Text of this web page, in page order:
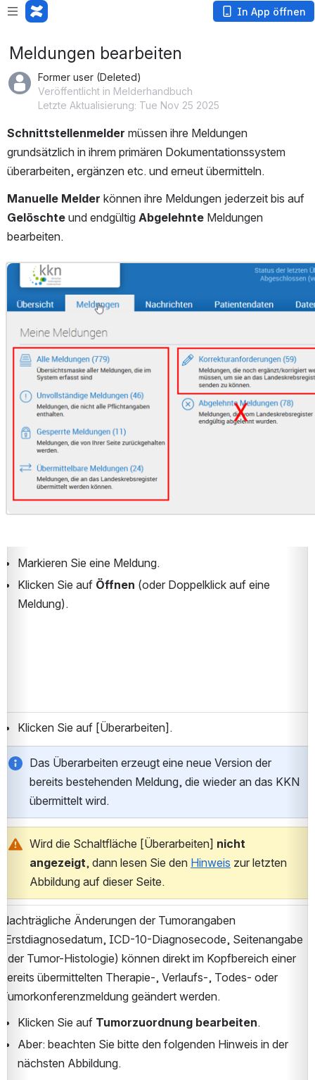
In App öffnen
Meldungen bearbeiten
Former user (Deleted)
Veröffentlicht in Melderhandbuch
Letzte Aktualisierung: Tue Nov 25 2025
Schnittstellenmelder müssen ihre Meldungen
grundsätzlich in ihrem primären Dokumentationssystem
überarbeiten, ergänzen etc. und erneut übermitteln.
Manuelle Melder
Gelöschte und endgültig Abgelehnte Meldungen
bearbeiten.
öffnen
Markieren Sie eine Meldung.
Klicken Sie auf Öffnen (oder Doppelklick auf eine
Meldung).
Klicken Sie auf [Überarbeiten].
Das Überarbeiten erzeugt eine neue Version der
bereits bestehenden Meldung, die wieder an das KKN
übermittelt wird.
Wird die Schaltfläche [Überarbeiten] nicht
angezeigt, dann lesen Sie den Hinweis zur letzten
Abbildung auf dieser Seite.
Nachträgliche Änderungen der Tumorangaben
(Erstdiagnosedatum, ICD-10-Diagnosecode, Seitenangabe
oder Tumor-Histologie) können direkt im Kopfbereich einer
bereits übermittelten Therapie-, Verlaufs-, Todes- oder
Tumorkonferenzmeldung geändert werden.
Klicken Sie auf Tumorzuordnung bearbeiten.
Aber: beachten Sie bitte den folgenden Hinweis in der
nächsten Abbildung.